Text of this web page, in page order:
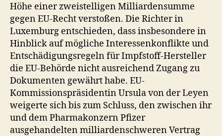
Höhe einer zweistelligen Milliardensumme
gegen EU-Recht verstoßen. Die Richter in
Luxemburg entschieden, dass insbesondere in
Hinblick auf mögliche Interessenkonflikte und
Entschädigungsregeln für Impfstoff-Hersteller
die EU-Behörde nicht ausreichend Zugang zu
Dokumenten gewährt habe. EU-
Kommissionspräsidentin Ursula von der Leyen
weigerte sich bis zum Schluss, den zwischen ihr
und dem Pharmakonzern Pfizer
ausgehandelten milliardenschweren Vertrag